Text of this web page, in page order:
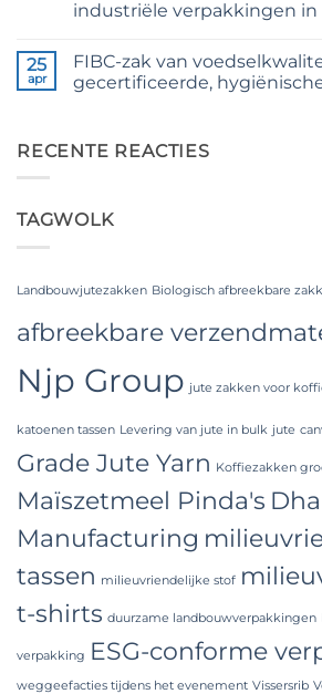
Jute
Yarn:
for
Weaving,
Packaging
industriële verpakkingen in
op
Ultimate
PP
Woven
from
Supplier
Bangladesh
25
apr
FIBC-zak van
gecertificeerde,
Food
Grade
High-
RECENTE REACTIES
TAGWOLK
Landbouwjutezakken Biologisch afbreekbare
afbreekbare
Njp Group jute zakken voor
katoenen tassen Levering van jute in bulk jute
Grade Jute Yarn Koffiezakken
Maïszetmeel Pinda's
Manufacturing
tassen milieuvriendelijke stof
t-shirts duurzame landbouwverpakkingen
verpakking ESG-conforme
weggeefacties tijdens het evenement Vissersrib